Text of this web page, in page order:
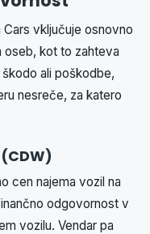
vključuje osnovno
oseb, kot to zahteva
ali poškodbe,
nesreče, za katero
cen najema vozil na
odgovornost v
vozilu. Vendar pa